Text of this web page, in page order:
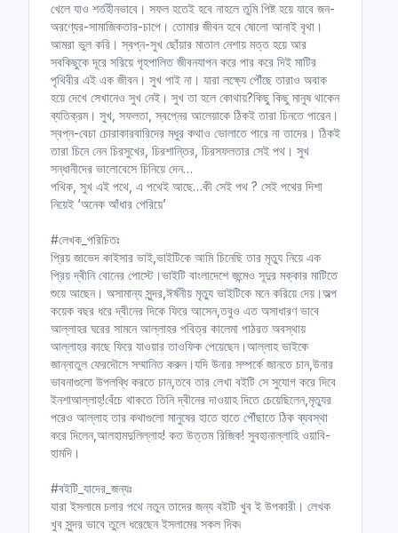
খেলে যাও শর্তহীনভাবে। সফল হতেই হবে নাহলে তুমি পিষ্ট হয়ে যাবে জন-
অরণ্যের-সামাজিকতার-চাপে। তোমার জীবন হবে ষোলো আনাই বৃথা।
আমরা ভুল করি। স্বপ্ন-সুখ ছোঁয়ার মাতাল নেশায় মত্ত হয়ে আর
সবকিছুকে দূরে সরিয়ে গৃহপালিত জীবনযাপন করে পার করে দিই মাটির
পৃথিবীর এই এক জীবন। সুখ পাই না। যারা লক্ষ্যে পৌঁছে তারাও অবাক
হয়ে দেখে সেখানেও সুখ নেই। সুখ তা হলে কোথায়?কিছু কিছু মানুষ থাকেন
ব্যতিক্রম। সুখ, সফলতা, স্বপ্নের আলেয়াকে ঠিকই তারা চিনতে পারেন।
স্বপ্ন-বেচা চোরাকারবারিদের মধুর কথাও ভোলাতে পারে না তাদের। ঠিকই
তারা চিনে নেন চিরসুখের, চিরশান্তির, চিরসফলতার সেই পথ। সুখ
সন্ধানীদের ভালোবেসে চিনিয়ে দেন…
পথিক, সুখ এই পথে, এ পথেই আছে…কী সেই পথ ? সেই পথের দিশা
নিয়েই ‘অনেক আঁধার পেরিয়ে’
#লেখক_পরিচিতঃ
প্রিয় জাভেদ কাইসার ভাই,ভাইটিকে আমি চিনেছি তার মৃত্যু নিয়ে এক
প্রিয় দ্বীনি বোনের পোস্টে।ভাইটি বাংলাদেশে জন্মেও সূদুর মক্কার মাটিতে
শুয়ে আছেন। অসামান্য সুন্দর,ঈর্ষনীয় মৃত্যু ভাইটিকে মনে করিয়ে দেয়।অল্প
কয়েক বছর ধরে দ্বীনের দিকে ফিরে আসেন,তবুও এত অসাধারণ ভাবে
আল্লাহর ঘরের সামনে আল্লাহর পবিত্র কালেমা পাঠরত অবস্থায়
আল্লাহর কাছে ফিরে যাওয়ার তাওফিক পেয়েছেন।আল্লাহ ভাইকে
জান্নাতুল ফেরদৌসে সম্মানিত করুন।যদি উনার সম্পর্কে জানতে চান,উনার
ভাবনাগুলো উপলব্ধি করতে চান,তবে তার লেখা বইটি সে সুযোগ করে দিবে
ইনশাআল্লাহ্!বেঁচে থাকতে তিনি দ্বীনের দাওয়াহ দিতে চেয়েছিলেন,মৃত্যুর
পরেও আল্লাহ তার কথাগুলো মানুষের হাতে হাতে পৌঁছাতে ঠিক ব্যবস্থা
করে দিলেন,আলহামদুলিল্লাহ! কত উত্তম রিজিক! সুবহানাল্লাহি ওয়াবি-
হামদি।
#বইটি_যাদের_জন্যঃ
যারা ইসলামে চলার পথে নতুন তাদের জন্য বইটি খুব ই উপকারী। লেখক
খুব সুন্দর ভাবে তুলে ধরেছেন ইসলামের সকল দিক৷